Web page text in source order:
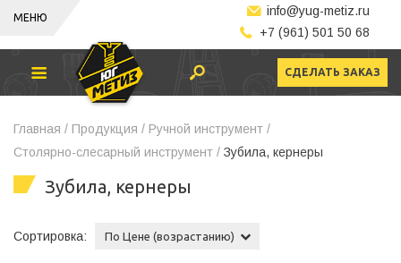
МЕНЮ
info@yug-metiz.ru
+7 (961) 501 50 68
СДЕЛАТЬ ЗАКАЗ
Главная / Продукция / Ручной инструмент /
Столярно-слесарный инструмент / Зубила, кернеры
Зубила, кернеры
Сортировка: По Цене (возрастанию)